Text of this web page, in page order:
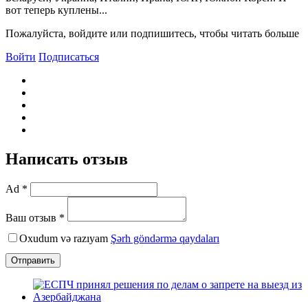
вот теперь куплены...
Пожалуйста, войдите или подпишитесь, чтобы читать больше
Войти Подписаться
Написать отзыв
Ad *
Ваш отзыв *
Oxudum və razıyam Şərh göndərmə qaydaları
Отправить